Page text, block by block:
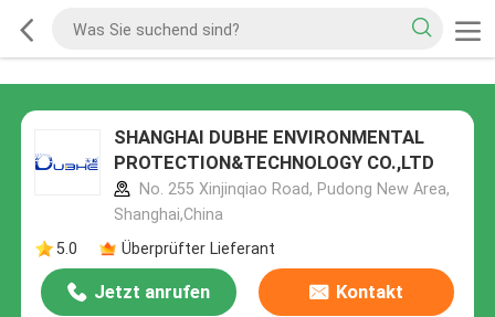
SHANGHAI DUBHE ENVIRONMENTAL
PROTECTION&TECHNOLOGY CO.,LTD
No. 255 Xinjinqiao Road, Pudong New Area,
Shanghai,China
5.0
Überprüfter Lieferant
Jetzt anrufen Kontakt